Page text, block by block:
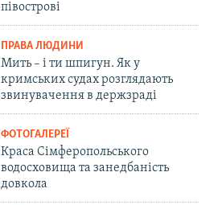
півострові
ПРАВА ЛЮДИНИ
Мить – і ти шпигун. Як у
кримських судах розглядають
звинувачення в держзраді
ФОТОГАЛЕРЕЇ
Краса Сімферопольського
водосховища та занедбаність
довкола